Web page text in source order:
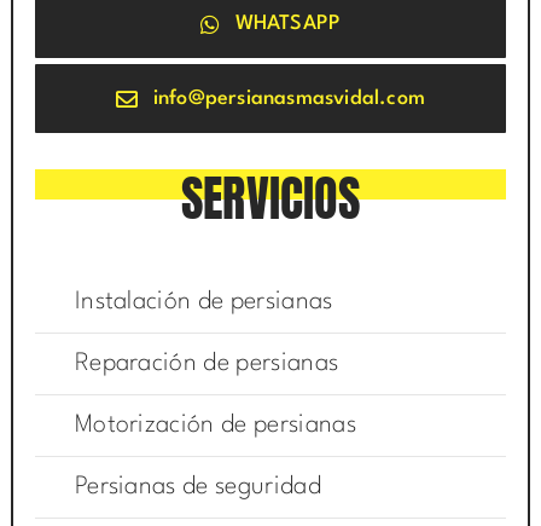
WHATSAPP
info@persianasmasvidal.com
SERVICIOS
Instalación de persianas
Reparación de persianas
Motorización de persianas
Persianas de seguridad